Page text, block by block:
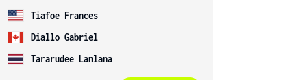
Tiafoe Frances
Diallo Gabriel
Tararudee Lanlana